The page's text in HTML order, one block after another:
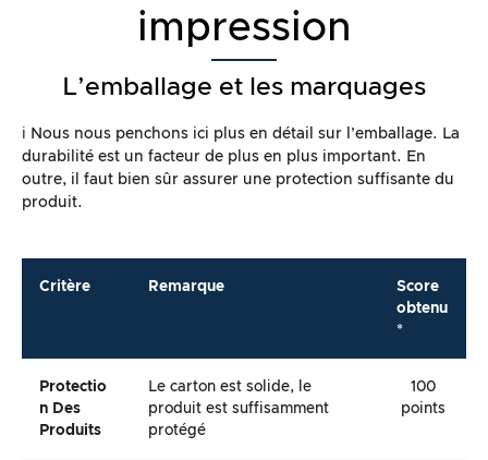
impression
L’emballage et les marquages
ℹ️ Nous nous penchons ici plus en détail sur l’emballage. La
durabilité est un facteur de plus en plus important. En
outre, il faut bien sûr assurer une protection suffisante du
produit.
Critère Remarque
Score
obtenu
*
Protectio
N Des
Produits
Le carton est solide, le
produit est suffisamment
protégé
100
points